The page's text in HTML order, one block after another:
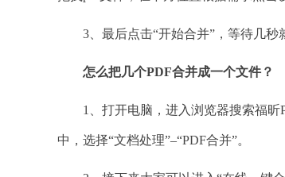
3、最后点击“开始合并”，等待几秒
怎么把几个PDF合并成一个文件？
1、打开电脑，进入浏览器搜索福昕
中，选择“文档处理”–“PDF合并”。